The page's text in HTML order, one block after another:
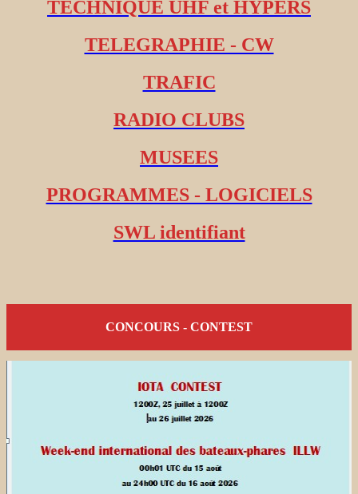
TECHNIQUE UHF et HYPERS
TELEGRAPHIE - CW
TRAFIC
RADIO CLUBS
MUSEES
PROGRAMMES - LOGICIELS
SWL identifiant
CONCOURS - CONTEST